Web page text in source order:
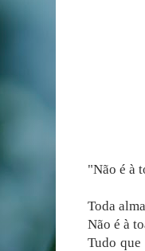
"Não é à
Toda
Não é à
Tudo